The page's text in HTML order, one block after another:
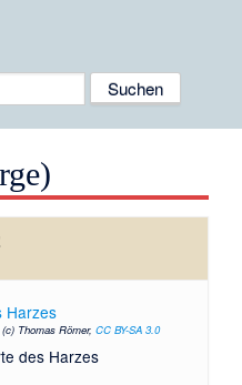
(c) Thomas Römer, CC BY-SA 3.0
des Harzes